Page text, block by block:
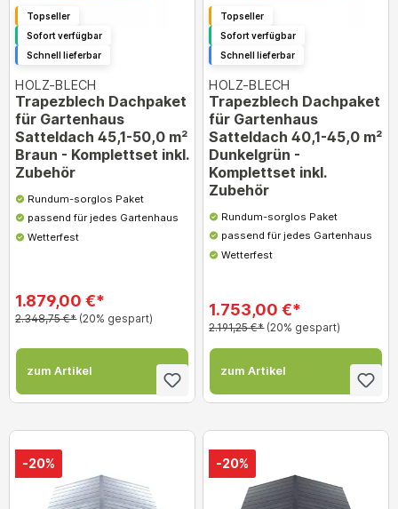
Topseller
Sofort verfügbar
Schnell lieferbar
HOLZ-BLECH
Trapezblech Dachpaket
für Gartenhaus
Satteldach 45,1-50,0 m²
Braun - Komplettset inkl.
Zubehör
Rundum-sorglos Paket
passend für jedes Gartenhaus
Wetterfest
1.879,00 €*
2.348,75 €* (20% gespart)
zum Artikel
Topseller
Sofort verfügbar
Schnell lieferbar
HOLZ-BLECH
Trapezblech Dachpaket
für Gartenhaus
Satteldach 40,1-45,0 m²
Dunkelgrün -
Komplettset inkl.
Zubehör
Rundum-sorglos Paket
passend für jedes Gartenhaus
Wetterfest
1.753,00 €*
2.191,25 €* (20% gespart)
zum Artikel
-20% -20%